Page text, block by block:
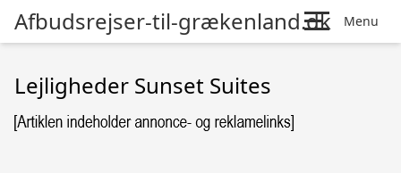
Afbudsrejser-til-grækenland.dk Menu
Lejligheder Sunset Suites